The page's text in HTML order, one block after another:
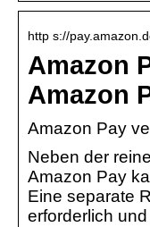
http s://
Amazon
Amazon
Amazon Pay
Neben der
Amazon Pay
Eine separate
erforderlich